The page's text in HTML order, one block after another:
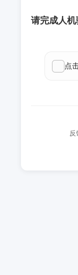
请完成人
反